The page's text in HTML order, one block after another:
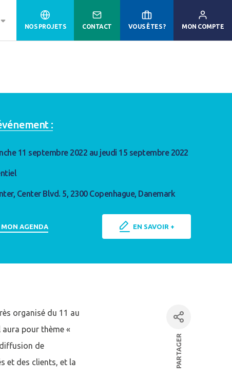
NOS PROJETS CONTACT VOUS ÊTES ? MON COMPTE
:
11 septembre 2022 au jeudi 15 septembre 2022
Center Blvd. 5, 2300 Copenhague, Danemark
AGENDA EN SAVOIR +
facebook
PARTAGER
organisé du 11 au
pour thème «
de
et des clients, et la